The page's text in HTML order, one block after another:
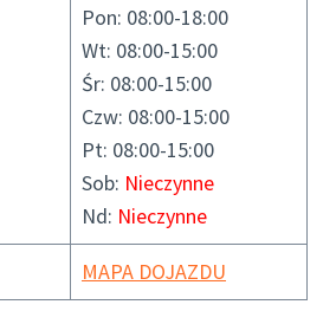
Pon: 08:00-18:00
Wt: 08:00-15:00
Śr: 08:00-15:00
Czw: 08:00-15:00
Pt: 08:00-15:00
Sob: Nieczynne
Nd: Nieczynne
MAPA DOJAZDU